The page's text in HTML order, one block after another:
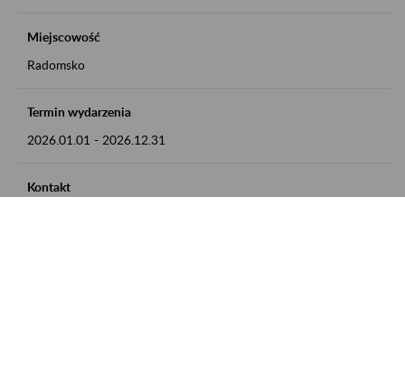
Miejscowość
Radomsko
Termin wydarzenia
2026.01.01 - 2026.12.31
Kontakt